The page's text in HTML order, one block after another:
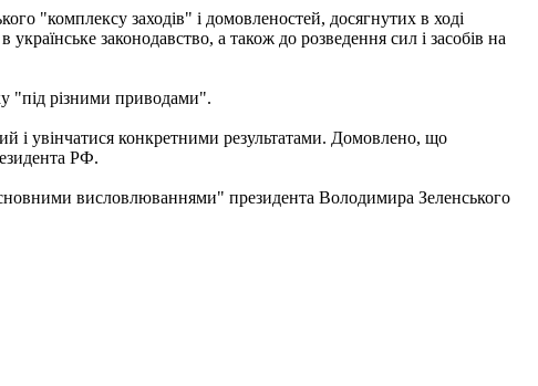
"комплексу заходів" і домовленостей, досягнутих в ході
законодавство, а також до розведення сил і засобів на
"під різними приводами".
і увінчатися конкретними результатами. Домовлено, що
РФ.
висловлюваннями" президента Володимира Зеленського